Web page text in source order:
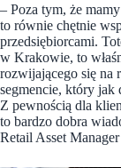
– Poza tym, że
to równie chętnie
przedsiębiorcami.
w Krakowie, to
rozwijającego się
segmencie, który jak
Z pewnością dla
to bardzo dobra
Retail Asset